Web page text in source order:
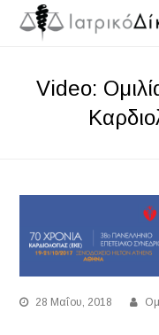
Video:
28 Μαΐου, 2018